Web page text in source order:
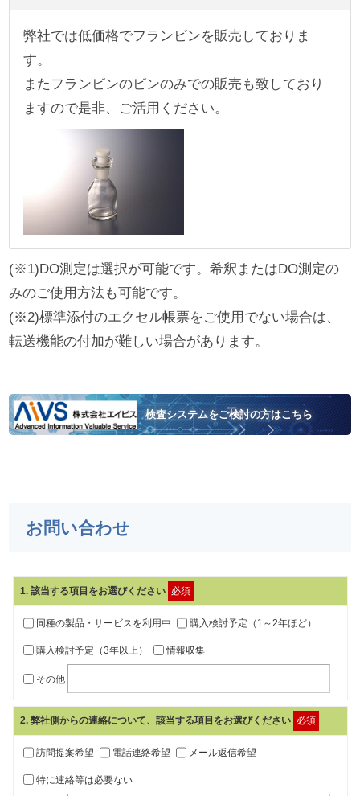
弊社では低価格でフランビンを販売しておりま
す。
またフランビンのビンのみでの販売も致しており
ますので是非、ご活用ください。
(※1)DO測定は選択が可能です。希釈またはDO測定の
みのご使用方法も可能です。
(※2)標準添付のエクセル帳票をご使用でない場合は、
転送機能の付加が難しい場合があります。
検査システムをご検討の方はこちら
お問い合わせ
1. 該当する項目をお選びください 必須
同種の製品・サービスを利用中 購入検討予定（1～2年ほど）
購入検討予定（3年以上） 情報収集
その他
2. 弊社側からの連絡について、該当する項目をお選びください 必須
訪問提案希望 電話連絡希望 メール返信希望
特に連絡等は必要ない